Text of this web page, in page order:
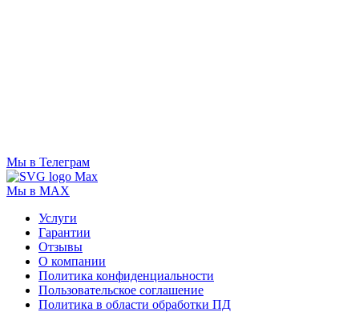
Мы в Телеграм
Мы в MAX
Услуги
Гарантии
Отзывы
О компании
Политика конфиденциальности
Пользовательское соглашение
Политика в области обработки ПД